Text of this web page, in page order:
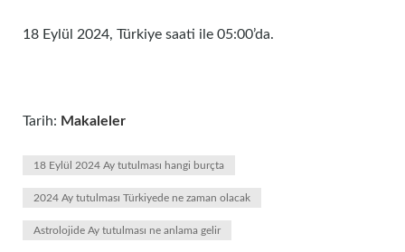
18 Eylül 2024, Türkiye saati ile 05:00’da.
Tarih: Makaleler
18 Eylül 2024 Ay tutulması hangi burçta
2024 Ay tutulması Türkiyede ne zaman olacak
Astrolojide Ay tutulması ne anlama gelir